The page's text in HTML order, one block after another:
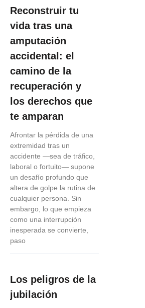
Reconstruir tu
vida tras una
amputación
accidental: el
camino de la
recuperación y
los derechos que
te amparan
Afrontar la pérdida de una
extremidad tras un
accidente —sea de tráfico,
laboral o fortuito— supone
un desafío profundo que
altera de golpe la rutina de
cualquier persona. Sin
embargo, lo que empieza
como una interrupción
inesperada se convierte,
paso
Los peligros de la
jubilación